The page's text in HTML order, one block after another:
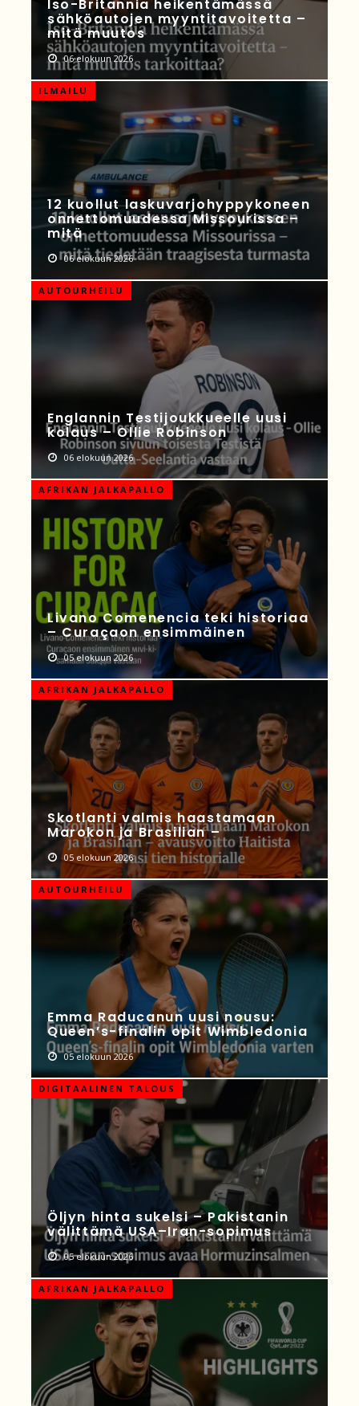
Iso-Britannia heikentämässä
sähköautojen myyntitavoitetta –
mitä muutos
06 elokuun 2026
ILMAILU
12 kuollut laskuvarjohyppykoneen
onnettomuudessa Missourissa –
mitä
06 elokuun 2026
AUTOURHEILU
Englannin Testijoukkueelle uusi
kolaus – Ollie Robinson
06 elokuun 2026
AFRIKAN JALKAPALLO
Livano Comenencia teki historiaa
– Curaçaon ensimmäinen
05 elokuun 2026
AFRIKAN JALKAPALLO
Skotlanti valmis haastamaan
Marokon ja Brasilian –
05 elokuun 2026
AUTOURHEILU
Emma Raducanun uusi nousu:
Queen’s-finalin opit Wimbledonia
05 elokuun 2026
DIGITAALINEN TALOUS
Öljyn hinta sukelsi – Pakistanin
välittämä USA–Iran-sopimus
05 elokuun 2026
AFRIKAN JALKAPALLO